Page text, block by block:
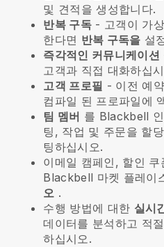
및 견적을 생성합니다.
반복 구독 - 고객이 가
한다면 반복 구독을 설
즉각적인 커뮤니케이션
고객과 직접 대화하십
고객 프로필 - 이전 예
컴파일 된 프로파일에
팀 멤버 를 Blackbell
팅, 작업 및 주문을 할
팅하십시오.
이메일 캠페인, 할인
Blackbell 마켓 플레이
오 .
수행 방법에 대한 실시
데이터를 분석하고 적
하십시오.